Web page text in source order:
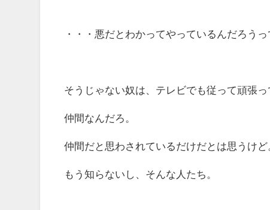
・・・悪だとわかってやっているんだろう
そうじゃない奴は、テレビでも従って頑張っ
仲間なんだろ。
仲間だと思わされているだけだとは思うけど
もう知らないし、そんな人たち。